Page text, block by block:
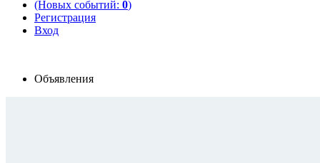
(Новых событий: 0)
Регистрация
Вход
Объявления